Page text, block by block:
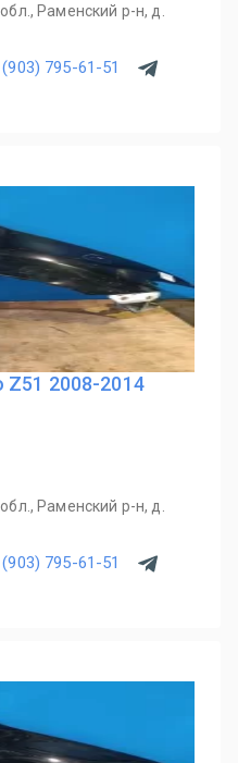
Раменский р-н, д.
(903) 795-61-51
Z51 2008-2014
Раменский р-н, д.
(903) 795-61-51